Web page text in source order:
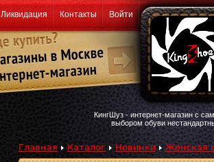
Ликвидация Контакты Войти
КингШуз - интернет-магазин с
выбором обуви
Главная Каталог Новинки Женская